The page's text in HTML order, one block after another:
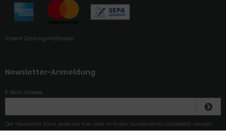
Unsere Zahlungsmethoden
Newsletter-Anmeldung
E-Mail-Adresse:
Der Newsletter kann jederzeit hier oder in Ihrem Kundenkonto abbestellt werden.